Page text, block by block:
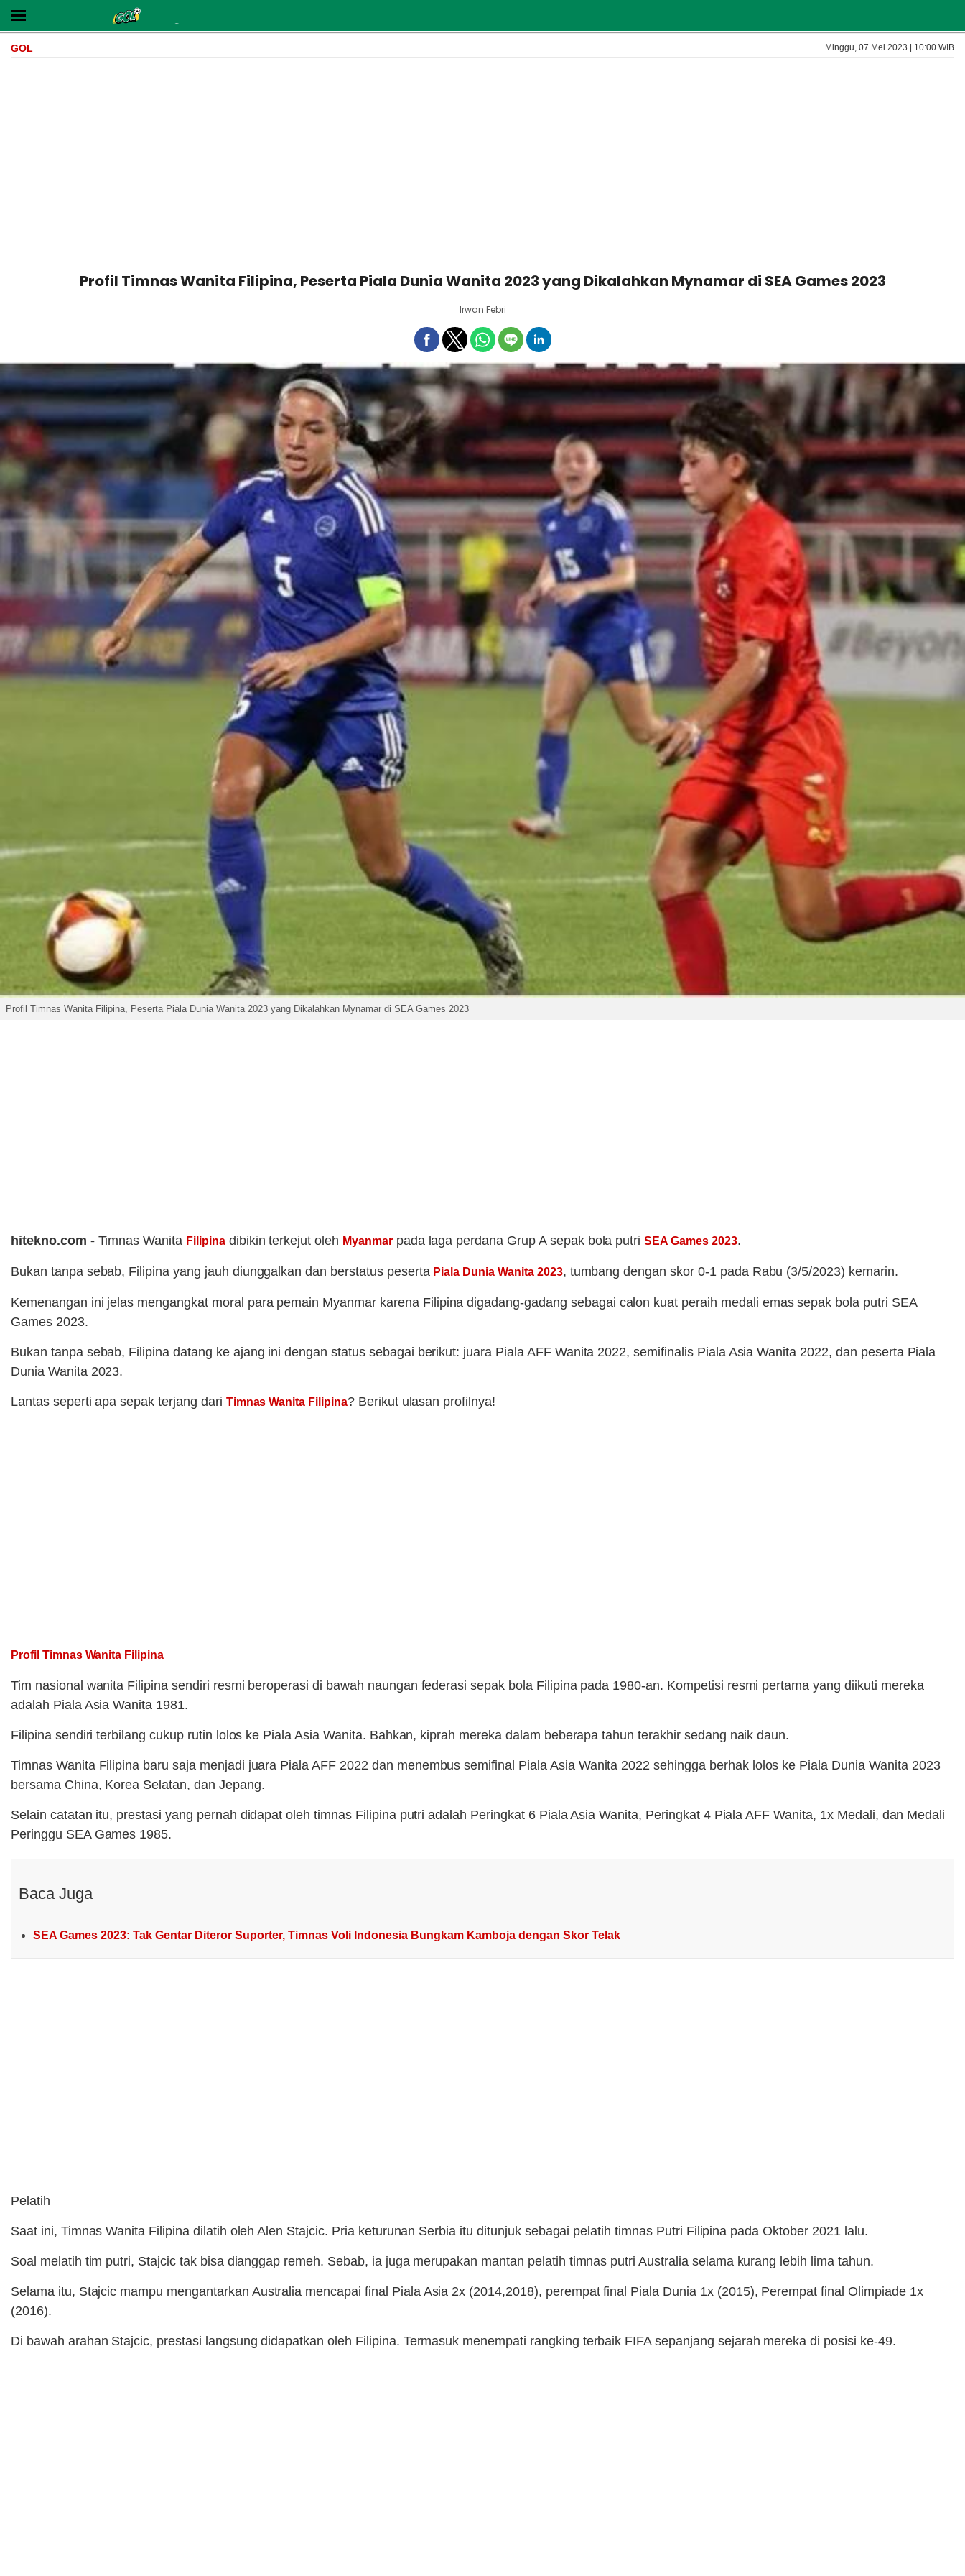
GOL Minggu, 07 Mei 2023 | 10:00 WIB
Profil Timnas Wanita Filipina, Peserta Piala Dunia Wanita 2023 yang Dikalahkan Mynamar di SEA Games 2023
Irwan Febri
Profil Timnas Wanita Filipina, Peserta Piala Dunia Wanita 2023 yang Dikalahkan Mynamar di SEA Games 2023
hitekno.com - Timnas Wanita Filipinadibikin terkejut oleh Myanmarpada laga perdana Grup A sepak bola putriSEA Games 2023.
Bukan tanpa sebab, Filipina yang jauh diunggalkan dan berstatus peserta Piala Dunia Wanita 2023, tumbang dengan skor 0-1 pada Rabu (3/5/2023) kemarin.
Kemenangan ini jelas mengangkat moral para pemain Myanmar karena Filipina digadang-gadang sebagai calon kuat peraih medali emas sepak bola putri SEA
Games 2023.
Bukan tanpa sebab, Filipina datang ke ajang ini dengan status sebagai berikut: juara Piala AFF Wanita 2022, semifinalis Piala Asia Wanita 2022, dan peserta Piala
Dunia Wanita 2023.
Lantas seperti apa sepak terjang dari Timnas Wanita Filipina? Berikut ulasan profilnya!
Profil Timnas Wanita Filipina
Tim nasional wanita Filipina sendiri resmi beroperasi di bawah naungan federasi sepak bola Filipina pada 1980-an. Kompetisi resmi pertama yang diikuti mereka
adalah Piala Asia Wanita 1981.
Filipina sendiri terbilang cukup rutin lolos ke Piala Asia Wanita. Bahkan, kiprah mereka dalam beberapa tahun terakhir sedang naik daun.
Timnas Wanita Filipina baru saja menjadi juara Piala AFF 2022 dan menembus semifinal Piala Asia Wanita 2022 sehingga berhak lolos ke Piala Dunia Wanita 2023
bersama China, Korea Selatan, dan Jepang.
Selain catatan itu, prestasi yang pernah didapat oleh timnas Filipina putri adalah Peringkat 6 Piala Asia Wanita, Peringkat 4 Piala AFF Wanita, 1x Medali, dan Medali
Peringgu SEA Games 1985.
Baca Juga
SEA Games 2023: Tak Gentar Diteror Suporter, Timnas Voli Indonesia Bungkam Kamboja dengan Skor Telak
Pelatih
Saat ini, Timnas Wanita Filipina dilatih oleh Alen Stajcic. Pria keturunan Serbia itu ditunjuk sebagai pelatih timnas Putri Filipina pada Oktober 2021 lalu.
Soal melatih tim putri, Stajcic tak bisa dianggap remeh. Sebab, ia juga merupakan mantan pelatih timnas putri Australia selama kurang lebih lima tahun.
Selama itu, Stajcic mampu mengantarkan Australia mencapai final Piala Asia 2x (2014,2018), perempat final Piala Dunia 1x (2015), Perempat final Olimpiade 1x
(2016).
Di bawah arahan Stajcic, prestasi langsung didapatkan oleh Filipina. Termasuk menempati rangking terbaik FIFA sepanjang sejarah mereka di posisi ke-49.